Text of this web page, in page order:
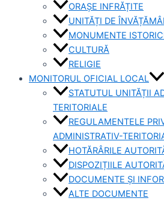
ORAȘE INFRĂȚITE
UNITĂȚI DE
MONUMENTE
CULTURĂ
RELIGIE
MONITORUL OFICIAL LOCAL
STATUTUL UNITĂȚII
TERITORIALE
REGULAMENTELE
ADMINISTRATIV-
HOTĂRÂRILE
DISPOZIȚIILE
DOCUMENTE ȘI
ALTE DOCUMENTE